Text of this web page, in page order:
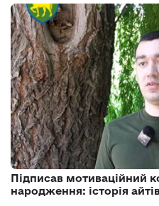
Підписав мотиваційний
народження: історія